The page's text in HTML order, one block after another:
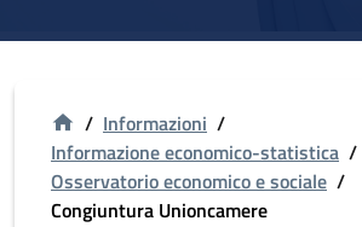
/ Informazioni /
Informazione economico-statistica /
Osservatorio economico e sociale /
Congiuntura Unioncamere